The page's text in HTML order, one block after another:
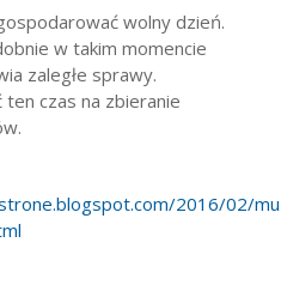
wolny dzień.
w takim momencie
zaległe sprawy.
czas na zbieranie
2016/02/